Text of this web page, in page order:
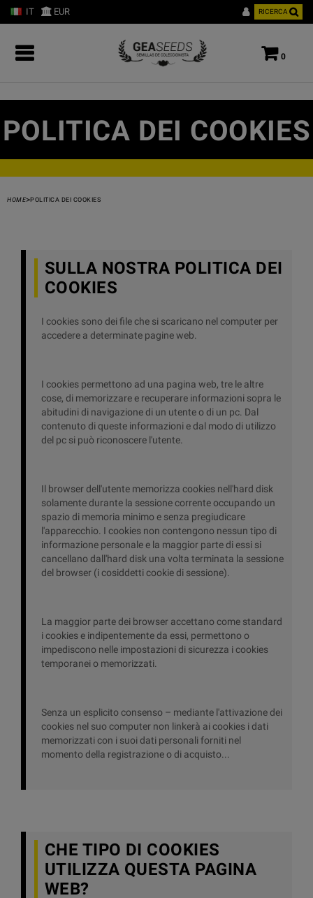
IT EUR RICERCA
0
POLITICA DEI COOKIES
HOME>POLITICA DEI COOKIES
SULLA NOSTRA POLITICA DEI
COOKIES
I cookies sono dei file che si scaricano nel computer per
accedere a determinate pagine web.
I cookies permettono ad una pagina web, tre le altre
cose, di memorizzare e recuperare informazioni sopra le
abitudini di navigazione di un utente o di un pc. Dal
contenuto di queste informazioni e dal modo di utilizzo
del pc si può riconoscere l'utente.
Il browser dell'utente memorizza cookies nell'hard disk
solamente durante la sessione corrente occupando un
spazio di memoria minimo e senza pregiudicare
l'apparecchio. I cookies non contengono nessun tipo di
informazione personale e la maggior parte di essi si
cancellano dall'hard disk una volta terminata la sessione
del browser (i cosiddetti cookie di sessione).
La maggior parte dei browser accettano come standard
i cookies e indipentemente da essi, permettono o
impediscono nelle impostazioni di sicurezza i cookies
temporanei o memorizzati.
Senza un esplicito consenso – mediante l'attivazione dei
cookies nel suo computer non linkerà ai cookies i dati
memorizzati con i suoi dati personali forniti nel
momento della registrazione o di acquisto...
CHE TIPO DI COOKIES
UTILIZZA QUESTA PAGINA
WEB?